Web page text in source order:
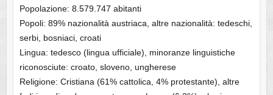
Popolazione: 8.579.747 abitanti
Popoli: 89% nazionalità austriaca, altre nazionalità: tedeschi,
serbi, bosniaci, croati
Lingua: tedesco (lingua ufficiale), minoranze linguistiche
riconosciute: croato, sloveno, ungherese
Religione: Cristiana (61% cattolica, 4% protestante), altre